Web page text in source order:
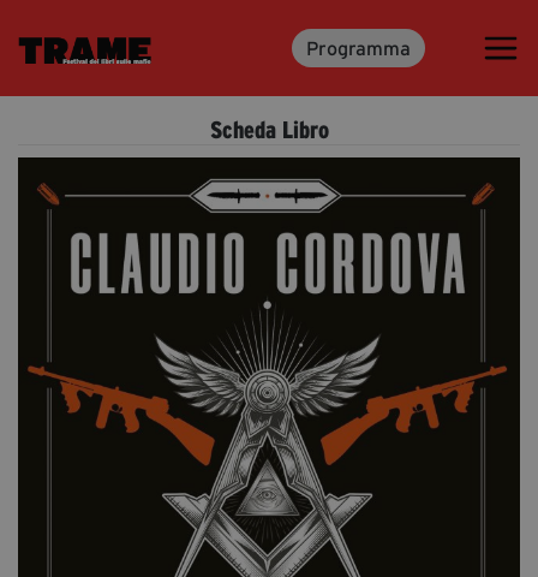
Programma
Trame.15
Media & Press
Accrediti Stampa
Cartella Stampa
Rassegna Stampa
Diventa Partner
Scheda Libro